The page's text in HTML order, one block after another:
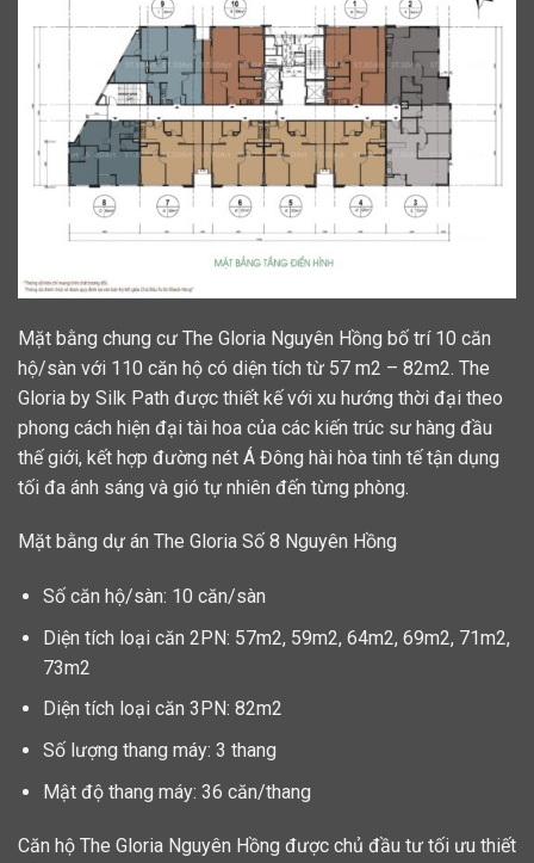
Mặt bằng chung cư The Gloria Nguyên Hồng bố trí 10 căn
hộ/sàn với 110 căn hộ có diện tích từ 57 m2 – 82m2. The
Gloria by Silk Path được thiết kế với xu hướng thời đại theo
phong cách hiện đại tài hoa của các kiến trúc sư hàng đầu
thế giới, kết hợp đường nét Á Đông hài hòa tinh tế tận dụng
tối đa ánh sáng và gió tự nhiên đến từng phòng.
Mặt bằng dự án The Gloria Số 8 Nguyên Hồng
Số căn hộ/sàn: 10 căn/sàn
Diện tích loại căn 2PN: 57m2, 59m2, 64m2, 69m2, 71m2,
73m2
Diện tích loại căn 3PN: 82m2
Số lượng thang máy: 3 thang
Mật độ thang máy: 36 căn/thang
Căn hộ The Gloria Nguyên Hồng được chủ đầu tư tối ưu thiết